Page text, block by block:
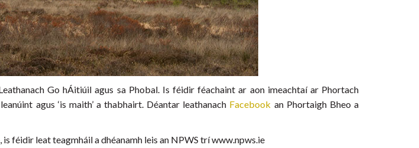
Go hÁitiúil agus sa Phobal. Is féidir féachaint ar aon imeachtaí ar Phortach
agus ‘is maith’ a thabhairt. Déantar leathanach Facebook an Phortaigh Bheo a
féidir leat teagmháil a dhéanamh leis an NPWS trí www.npws.ie